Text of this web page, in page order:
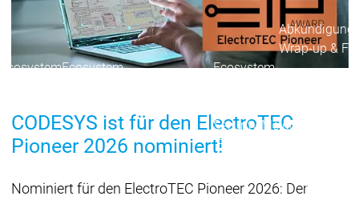
EcosystemEcosystem
Wrap-up &
Ecosystem
Security Meldung
Ecosystem
Services
CODESYS ist für den ElectroTEC
Pioneer 2026 nominiert!
Nominiert für den ElectroTEC Pioneer 2026: Der